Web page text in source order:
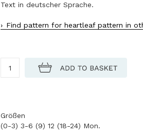
Text in deutscher Sprache.
Find pattern for heartleaf pattern in
Größen
(0-3) 3-6 (9) 12 (18-24) Mon.